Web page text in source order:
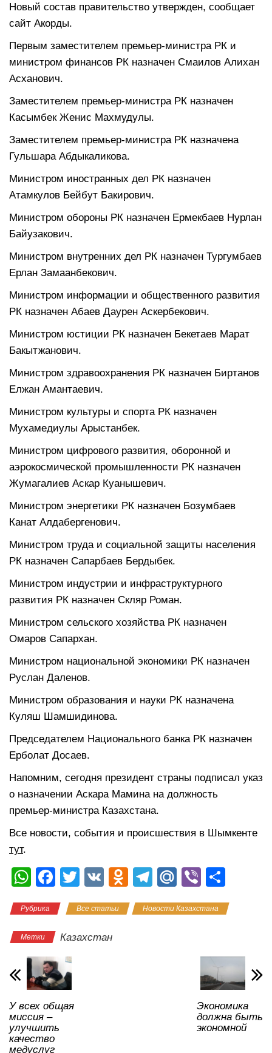
Новый состав правительство утвержден, сообщает
сайт Акорды.
Первым заместителем премьер-министра РК и
министром финансов РК назначен Смаилов Алихан
Асханович.
Заместителем премьер-министра РК назначен
Касымбек Женис Махмудулы.
Заместителем премьер-министра РК назначена
Гульшара Абдыкаликова.
Министром иностранных дел РК назначен
Атамкулов Бейбут Бакирович.
Министром обороны РК назначен Ермекбаев Нурлан
Байузакович.
Министром внутренних дел РК назначен Тургумбаев
Ерлан Замаанбекович.
Министром информации и общественного развития
РК назначен Абаев Даурен Аскербекович.
Министром юстиции РК назначен Бекетаев Марат
Бакытжанович.
Министром здравоохранения РК назначен Биртанов
Елжан Амантаевич.
Министром культуры и спорта РК назначен
Мухамедиулы Арыстанбек.
Министром цифрового развития, оборонной и
аэрокосмической промышленности РК назначен
Жумагалиев Аскар Куанышевич.
Министром энергетики РК назначен Бозумбаев
Канат Алдабергенович.
Министром труда и социальной защиты населения
РК назначен Сапарбаев Бердыбек.
Министром индустрии и инфраструктурного
развития РК назначен Скляр Роман.
Министром сельского хозяйства РК назначен
Омаров Сапархан.
Министром национальной экономики РК назначен
Руслан Даленов.
Министром образования и науки РК назначена
Куляш Шамшидинова.
Председателем Национального банка РК назначен
Ерболат Досаев.
Напомним, сегодня президент страны подписал указ
о назначении Аскара Мамина на должность
премьер-министра Казахстана.
Все новости, события и происшествия в Шымкенте
тут.
W
at
s
A
p
p
F
c
e
b
o
o
k
T
tt
er
V
O
n
T
e
M
.R
Vi
er р
в
и
ть
Рубрика Все статьи Новости Казахстана
Метки Казахстан
У всех общая
миссия –
улучшить
качество
медуслуг
Экономика
должна быть
экономной